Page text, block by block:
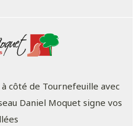
côté de Tournefeuille avec
Daniel Moquet signe vos